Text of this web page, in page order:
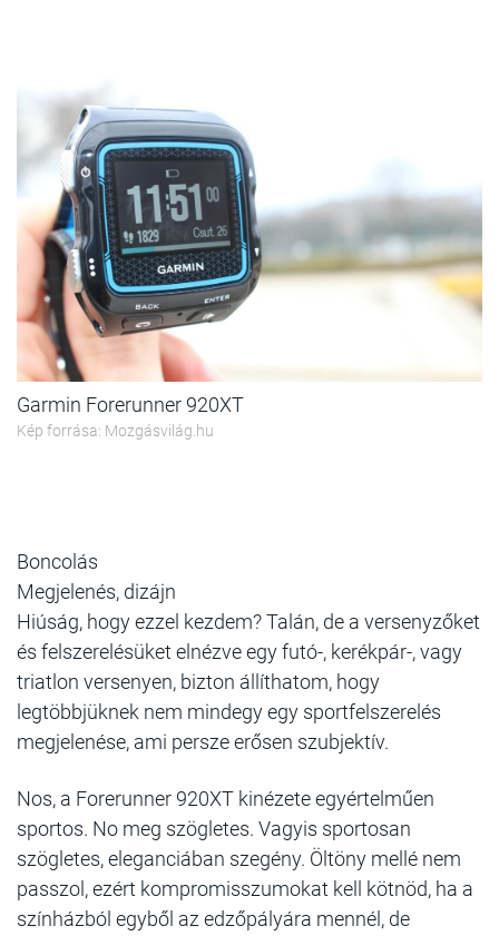
Garmin Forerunner 920XT
Kép forrása: Mozgásvilág.hu
Boncolás
Megjelenés, dizájn
Hiúság, hogy ezzel kezdem? Talán, de a versenyzőket
és felszerelésüket elnézve egy futó-, kerékpár-, vagy
triatlon versenyen, bizton állíthatom, hogy
legtöbbjüknek nem mindegy egy sportfelszerelés
megjelenése, ami persze erősen szubjektív.
Nos, a Forerunner 920XT kinézete egyértelműen
sportos. No meg szögletes. Vagyis sportosan
szögletes, eleganciában szegény. Öltöny mellé nem
passzol, ezért kompromisszumokat kell kötnöd, ha a
színházból egyből az edzőpályára mennél, de